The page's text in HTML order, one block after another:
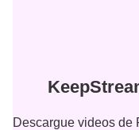
Descargue videos de